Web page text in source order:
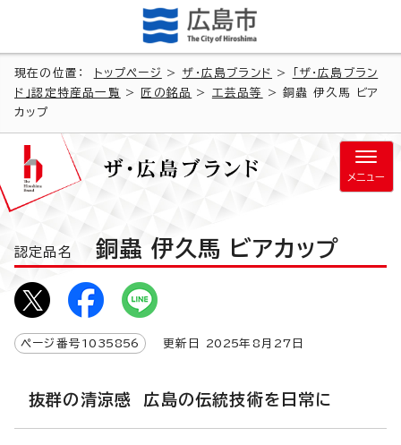
現在の位置： トップページ > ザ・広島ブランド >
「ザ・広島ブラン
ド」認定特産品一覧
> 匠の銘品 > 工芸品等
> 銅蟲 伊久馬 ビア
カップ
メニュー
認定品名 銅蟲 伊久馬 ビアカップ
ページ番号 1035856 更新日 2025年8月 27 日
抜群の清涼感 広島の伝統技術を日常に